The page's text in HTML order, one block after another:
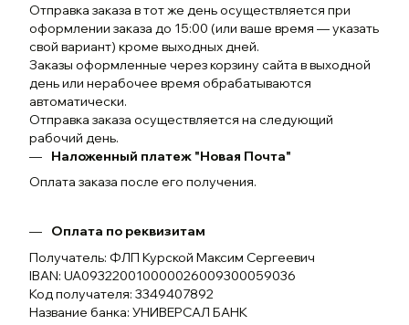
Отправка заказа в тот же день осуществляется при
оформлении заказа до 15:00 (или ваше время — указать
свой вариант) кроме выходных дней.
Заказы оформленные через корзину сайта в выходной
день или нерабочее время обрабатываются
автоматически.
Отправка заказа осуществляется на следующий
рабочий день.
Наложенный платеж "Новая Почта"
Оплата заказа после его получения.
Оплата по реквизитам
Получатель: ФЛП Курской Максим Сергеевич
IBAN: UA093220010000026009300059036
Код получателя: 3349407892
Название банка: УНИВЕРСАЛ БАНК